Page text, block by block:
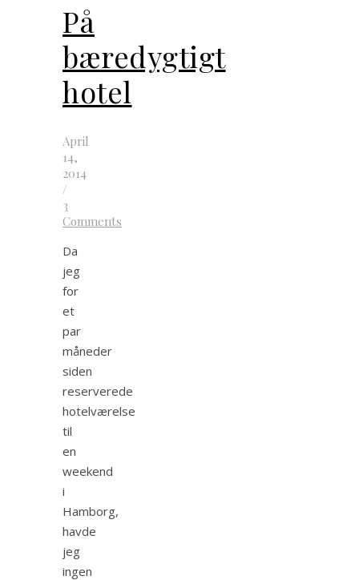
På
bæredygtigt
hotel
April
14,
2014
/
3
Comments
Da
jeg
for
et
par
måneder
siden
reserverede
hotelværelse
til
en
weekend
i
Hamborg,
havde
jeg
ingen